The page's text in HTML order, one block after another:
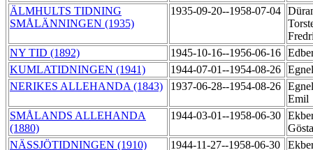
ÄLMHULTS TIDNING
SMÅLÄNNINGEN (1935)
1935-09-20--1958-07-04
NY TID (1892)
1945-10-16--1956-06-16
KUMLATIDNINGEN (1941)
1944-07-01--1954-08-26
NERIKES ALLEHANDA (1843)
1937-06-28--1954-08-26
Emil
SMÅLANDS ALLEHANDA
(1880)
1944-03-01--1958-06-30
NÄSSJÖTIDNINGEN (1910)
1944-11-27--1958-06-30